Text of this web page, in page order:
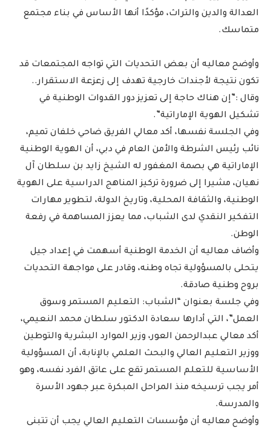
العدالة والدين والتراث، مؤكدًا أنها الأساس في بناء مجتمع
متماسك.
وأوضح معاليه أن بعض التحديات التي تواجه المجتمعات قد
تكون نتيجة لأجندات خارجية تهدف إلى زعزعة الاستقرار..
وقال :”إن هناك حاجة إلى تعزيز دور القدوات الوطنية في
تشكيل الهوية الإماراتية”.
وفي الجلسة نفسها، أكد معالي الفريق ضاحي خلفان تميم،
نائب رئيس الشرطة والأمن العام في دبي، أن الهوية الوطنية
الإماراتية هي بصمة المغفور له الشيخ زايد بن سلطان آل
نهيان، مشيرا إلى ضرورة تركيز المناهج الدراسية على الهوية
الوطنية، والثقافة المحلية، وتاريخ الدولة، لتطوير مهارات
التفكير النقدي لدى الشباب، مما يعزز المساهمة في رفعة
الوطن.
وأضاف معاليه أن الخدمة الوطنية أسهمت في إعداد جيل
يتحلى بالمسؤولية تجاه وطنه، وقادر على مواجهة التحديات
بروح وطنية صادقة.
وفي جلسة بعنوان “الشباب: التعليم المستمر وسوق
العمل”، التي أدارها سعادة الدكتور سلطان محمد النعيمي،
أكد معالي عبدالرحمن العور، وزير الموارد البشرية والتوطين
ووزير التعليم العالي والبحث العلمي بالإنابة، أن المسؤولية
الأساسية للتعلم المستمر تقع على عاتق الفرد نفسه، وهو
أمر يجب ترسيخه منذ المراحل المبكرة عبر جهود الأسرة
والمدرسة.
وأوضح معاليه أن مؤسسات التعليم العالي يجب أن تتبنى